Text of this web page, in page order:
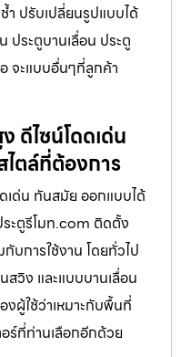
ำ ปรับเปลี่ยนรูปแบบได้
ประตูบานเลื่อน ประตู
จะแบบอื่นๆที่ลูกค้า
ดีไซน์โดดเด่น
ตล์ที่ต้องการ
เด่น ทันสมัย ออกแบบได้
ระตูรีโมท.com ติดตั้ง
บการใช้งาน โดยทั่วไป
วิง และแบบบานเลื่อน
ผู้ใช้ว่าเหมาะกับพื้นที่
ร์ที่ท่านเลือกอีกด้วย